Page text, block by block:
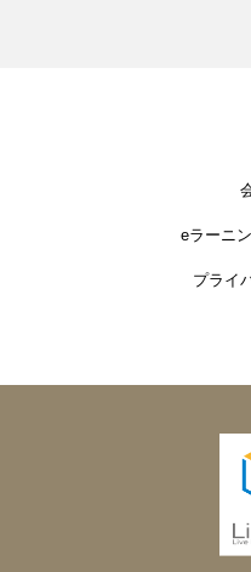
eラーニ
プライ